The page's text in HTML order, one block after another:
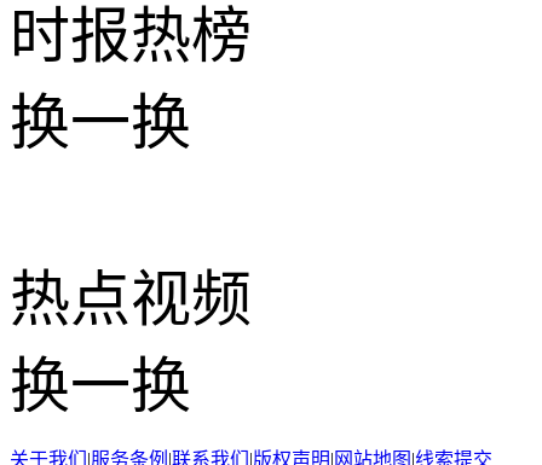
时报热榜
换一换
热点视频
换一换
关于我们 |服务条例 |联系我们 |版权声明| 网站地图 |线索提交